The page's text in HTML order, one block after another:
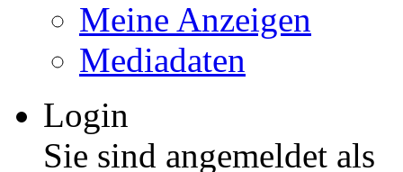
Meine Anzeigen
Mediadaten
Login
Sie sind angemeldet als